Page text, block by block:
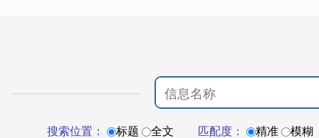
搜索位置： 标题 全文 匹配度： 精准 模糊